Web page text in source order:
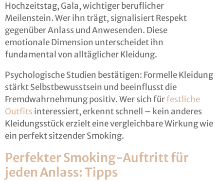
Hochzeitstag, Gala, wichtiger beruflicher
Meilenstein. Wer ihn trägt, signalisiert Respekt
gegenüber Anlass und Anwesenden. Diese
emotionale Dimension unterscheidet ihn
fundamental von alltäglicher Kleidung.
Psychologische Studien bestätigen: Formelle Kleidung
stärkt Selbstbewusstsein und beeinflusst die
Fremdwahrnehmung positiv. Wer sich fürfestliche
Outfitsinteressiert, erkennt schnell – kein anderes
Kleidungsstück erzielt eine vergleichbare Wirkung wie
ein perfekt sitzender Smoking.
Perfekter Smoking-Auftritt für
jeden Anlass: Tipps